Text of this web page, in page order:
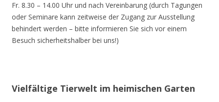
Fr. 8.30 – 14.00 Uhr und nach Vereinbarung (durch Tagungen
oder Seminare kann zeitweise der Zugang zur Ausstellung
behindert werden – bitte informieren Sie sich vor einem
Besuch sicherheitshalber bei uns!)
Vielfältige Tierwelt im heimischen Garten